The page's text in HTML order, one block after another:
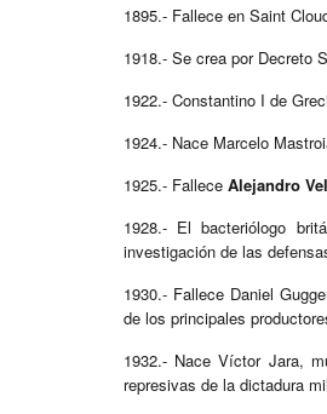
1895.- Fallece en Saint
1918.- Se crea por Decreto
1922.- Constantino I de
1924.- Nace Marcelo
1925.- Fallece Alejandro
1928.- El bacteriólogo
investigación de las
1930.- Fallece Daniel
de los principales
1932.- Nace Víctor Jara,
represivas de la dictadura